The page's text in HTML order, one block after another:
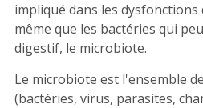
impliqué dans les dysfonctions
même que les bactéries qui
digestif, le microbiote.
Le microbiote est l'ensemble
(bactéries, virus, parasites,